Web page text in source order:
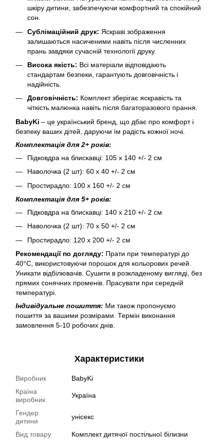
шкіру дитини, забезпечуючи комфортний та спокійний
сон.
Сублімаційний друк: Яскраві зображення
залишаються насиченими навіть після численних
прань завдяки сучасній технології друку.
Висока якість: Всі матеріали відповідають
стандартам безпеки, гарантують довговічність і
надійність.
Довговічність: Комплект зберігає яскравість та
чіткість малюнка навіть після багаторазового прання.
BabyKi – це український бренд, що дбає про комфорт і
безпеку ваших дітей, даруючи їм радість кожної ночі.
Комплектація для 2+ років:
Підковдра на блискавці: 105 х 140 +/- 2 см
Наволочка (2 шт): 60 х 40 +/- 2 см
Простирадло: 100 х 160 +/- 2 см
Комплектація для 5+ років:
Підковдра на блискавці: 140 х 210 +/- 2 см
Наволочка (2 шт): 70 х 50 +/- 2 см
Простирадло: 120 х 200 +/- 2 см
Рекомендації по догляду: Прати при температурі до
40°C, використовуючи порошок для кольорових речей.
Уникати відбілювачів. Сушити в розкладеному вигляді, без
прямих сонячних променів. Прасувати при середній
температурі.
Індивідуальне пошиття: Ми також пропонуємо
пошиття за вашими розмірами. Термін виконання
замовлення 5-10 робочих днів.
Характеристики
Виробник
BabyKi
Країна
виробник
Україна
Гендер
дитини
унісекс
Вид товару Комплект дитячої постільної білизни